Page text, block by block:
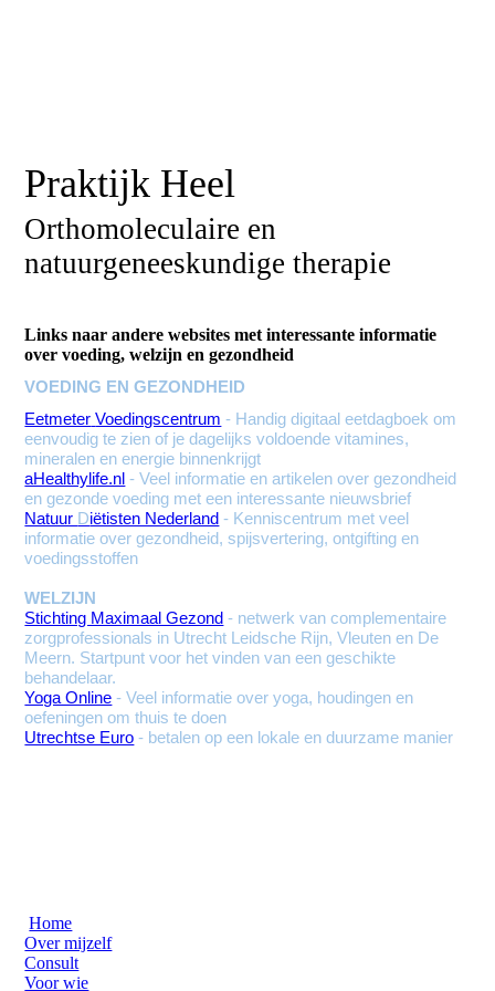
Praktijk Heel
Orthomoleculaire en
natuurgeneeskundige therapie
Links naar andere websites met interessante informatie
over voeding, welzijn en gezondheid
VOEDING EN GEZONDHEID
Eetmeter Voedingscentrum - Handig digitaal eetdagboek om
eenvoudig te zien of je dagelijks voldoende vitamines,
mineralen en energie binnenkrijgt
aHealthylife.nl - Veel informatie en artikelen over gezondheid
en gezonde voeding met een interessante nieuwsbrief
Natuur Diëtisten Nederland - Kenniscentrum met vee
informatie over gezondheid, spijsvertering, ontgifting en
voedingsstoffen
WELZIJN
Stichting Maximaal Gezond - netwerk van complementaire
zorgprofessionals in Utrecht Leidsche Rijn, Vleuten en De
Meern. Startpunt voor het vinden van een geschikte
behandelaar.
Yoga Online - Veel informatie over yoga, houdingen en
oefeningen om thuis te doen
Utrechtse Euro - betalen op een lokale en duurzame manier
Home
Over mijzelf
Consult
Voor wie